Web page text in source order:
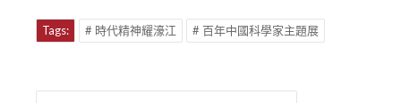
Tags: # 時代精神耀濠江 # 百年中國科學家主題展